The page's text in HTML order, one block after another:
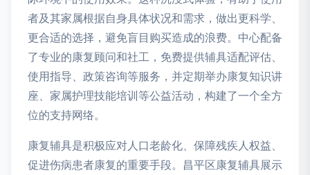
者及其家属根据自身具体状况和需求，做出更科学、
更合适的选择，避免盲目购买造成的浪费。中心配备
了专业的康复顾问和社工，免费提供辅具适配评估、
使用指导、政策咨询等服务，并定期举办康复知识讲
座、家属护理技能培训等公益活动，构建了一个全方
位的支持网络。
康复辅具是积极应对人口老龄化、保障残疾人权益、
促进伤病患者康复的重要手段。昌平区康复辅具展示